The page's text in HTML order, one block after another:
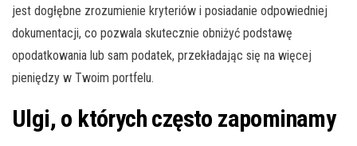
jest dogłębne zrozumienie kryteriów i posiadanie odpowiedniej
dokumentacji, co pozwala skutecznie obniżyć podstawę
opodatkowania lub sam podatek, przekładając się na więcej
pieniędzy w Twoim portfelu.
Ulgi, o których często zapominamy